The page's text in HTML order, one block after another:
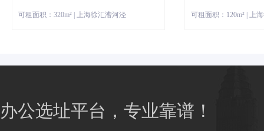
可租面积：320m² | 上海徐汇漕河泾 可租面积：120m² | 上
办公选址平台，专业靠谱！